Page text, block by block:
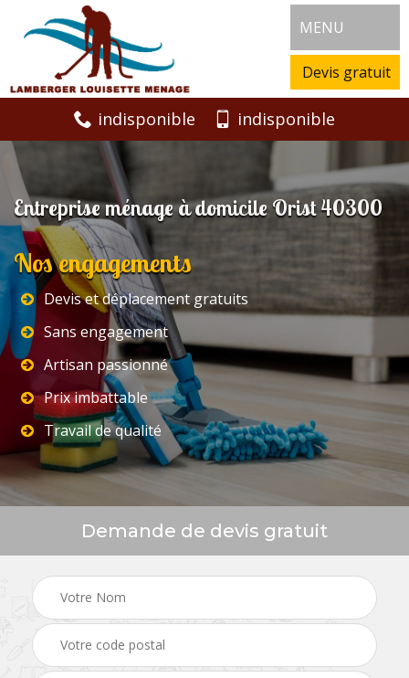
MENU
Devis gratuit
indisponible indisponible
Entreprise ménage à domicile Orist 40300
Nos engagements
Devis et déplacement gratuits
Sans engagement
Artisan passionné
Prix imbattable
Travail de qualité
Demande de devis gratuit